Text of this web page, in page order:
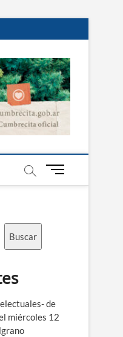
B
ú
Buscar
de
miércoles 12